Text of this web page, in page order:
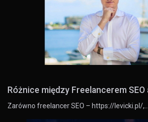
Różnice między Freelancerem SEO
Zarówno freelancer SEO – https://levicki.pl/,…